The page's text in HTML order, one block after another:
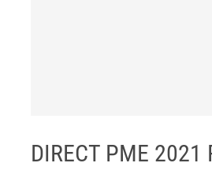
DIRECT PME